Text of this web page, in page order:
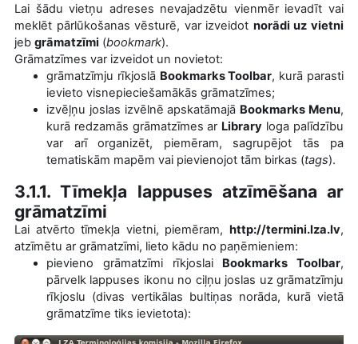
Lai šādu vietņu adreses nevajadzētu vienmēr ievadīt vai
meklēt pārlūkošanas vēsturē, var izveidot norādi uz vietni
jeb grāmatzīmi (bookmark).
Grāmatzīmes var izveidot un novietot:
grāmatzīmju rīkjoslā Bookmarks Toolbar, kurā parasti
ievieto visnepieciešamākās grāmatzīmes;
izvēļņu joslas izvēlnē apskatāmajā Bookmarks Menu,
kurā redzamās grāmatzīmes ar Library loga palīdzību
var arī organizēt, piemēram, sagrupējot tās pa
tematiskām mapēm vai pievienojot tām birkas (tags).
3.1.1. Tīmekļa lappuses atzīmēšana ar
grāmatzīmi
Lai atvērto tīmekļa vietni, piemēram, http://termini.lza.lv,
atzīmētu ar grāmatzīmi, lieto kādu no paņēmieniem:
pievieno grāmatzīmi rīkjoslai Bookmarks Toolbar,
pārvelk lappuses ikonu no ciļņu joslas uz grāmatzīmju
rīkjoslu (divas vertikālas bultiņas norāda, kurā vietā
grāmatzīme tiks ievietota):